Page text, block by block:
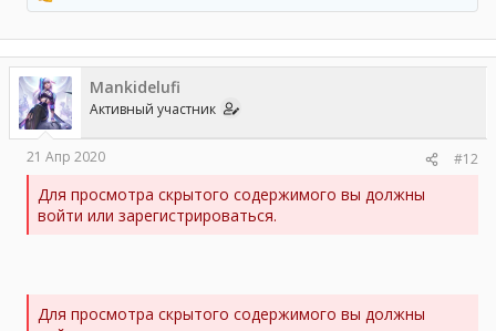
е
а
к
ц
и
и
:
Mankidelufi
Активный участник
21 Апр 2020 #12
Для просмотра скрытого содержимого вы должны
войти или зарегистрироваться.
Для просмотра скрытого содержимого вы должны